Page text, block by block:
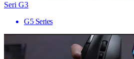
Seri G3
G5 Series